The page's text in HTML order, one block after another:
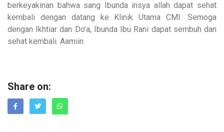
berkeyakinan bahwa sang Ibunda insya allah dapat sehat
kembali dengan datang ke Klinik Utama CMI. Semoga
dengan Ikhtiar dan Do’a, Ibunda Ibu Rani dapat sembuh dan
sehat kembali. Aamiin
Share on: